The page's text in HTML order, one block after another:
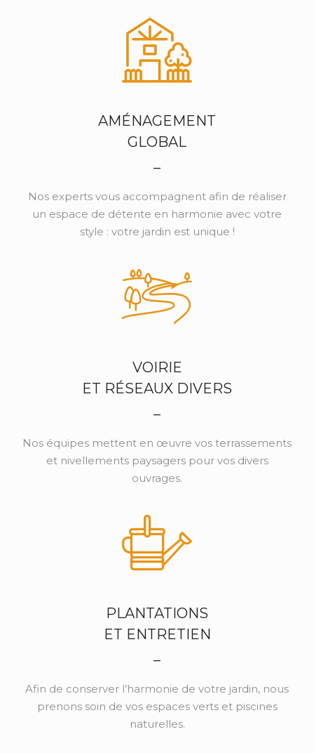
AMÉNAGEMENT
GLOBAL
Nos experts vous accompagnent afin de réaliser
un espace de détente en harmonie avec votre
style : votre jardin est unique !
VOIRIE
ET RÉSEAUX DIVERS
Nos équipes mettent en œuvre vos terrassements
et nivellements paysagers pour vos divers
ouvrages.
PLANTATIONS
ET ENTRETIEN
Afin de conserver l’harmonie de votre jardin, nous
prenons soin de vos espaces verts et piscines
naturelles.